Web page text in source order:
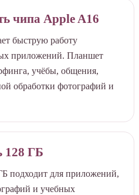
чипа Apple A16
быструю работу
приложений. Планшет
учёбы, общения,
обработки фотографий и
128 ГБ
подходит для приложений,
и учебных